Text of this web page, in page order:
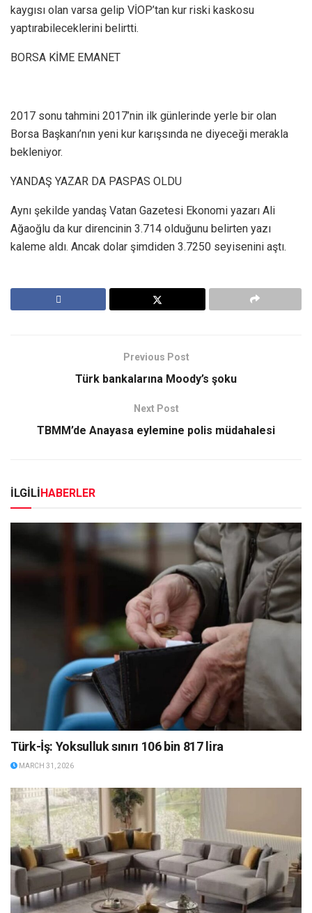
kaygısı olan varsa gelip VİOP’tan kur riski kaskosu
yaptırabileceklerini belirtti.
BORSA KİME EMANET
2017 sonu tahmini 2017’nin ilk günlerinde yerle bir olan
Borsa Başkanı’nın yeni kur karışsında ne diyeceği merakla
bekleniyor.
YANDAŞ YAZAR DA PASPAS OLDU
Aynı şekilde yandaş Vatan Gazetesi Ekonomi yazarı Ali
Ağaoğlu da kur direncinin 3.714 olduğunu belirten yazı
kaleme aldı. Ancak dolar şimdiden 3.7250 seyisenini aştı.
Previous Post
Türk bankalarına Moody’s şoku
Next Post
TBMM’de Anayasa eylemine polis müdahalesi
İLGİLİ HABERLER
Türk-İş: Yoksulluk sınırı 106 bin 817 lira
MARCH 31, 2026